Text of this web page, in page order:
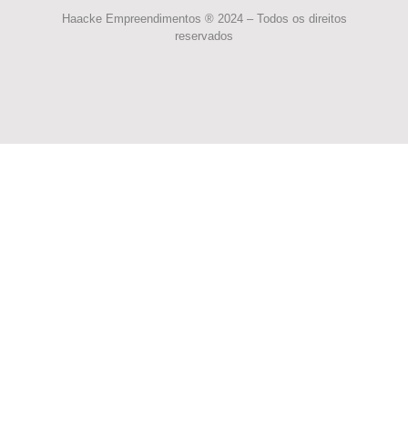
Haacke Empreendimentos ® 2024 – Todos os direitos
reservados